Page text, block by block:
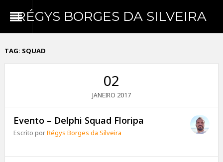
RÉGYS BORGES DA SILVEIRA
TAG: SQUAD
02
JANEIRO 2017
Evento – Delphi Squad Floripa
Escrito porRégys Borges da Silveira